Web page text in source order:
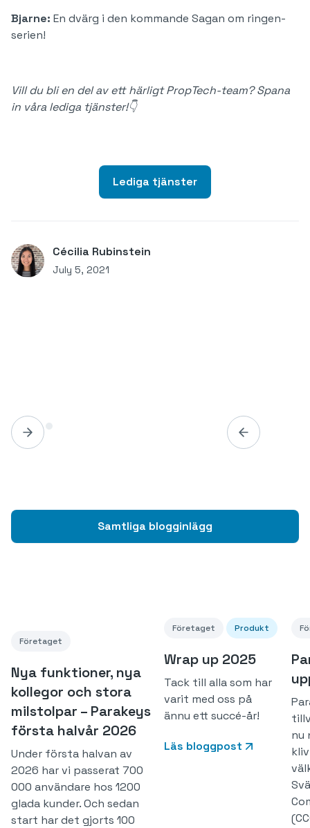
Bjarne: En dvärg i den kommande Sagan om ringen-
serien!
Vill du bli en del av ett härligt PropTech-team? Spana
in våra lediga tjänster!👇
Lediga tjänster
Cécilia Rubinstein
July 5, 2021
Samtliga blogginlägg
Företaget
Nya funktioner, nya
kollegor och stora
milstolpar – Parakeys
första halvår 2026
Under första halvan av
2026 har vi passerat 700
000 användare hos 1200
glada kunder. Och sedan
start har det gjorts 100
Företaget Produkt
Wrap up 2025
Tack till alla som har
varit med oss på
ännu ett succé-år!
Läs bloggpost
nu